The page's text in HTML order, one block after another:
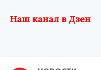
Наш канал в Дзен